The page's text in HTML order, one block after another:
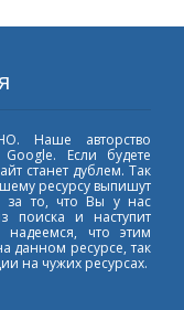
Наше авторство
Если будете
станет дублем. Так
ресурсу выпишут
за то, что Вы у нас
поиска и наступит
что этим
данном ресурсе, так
на чужих ресурсах.